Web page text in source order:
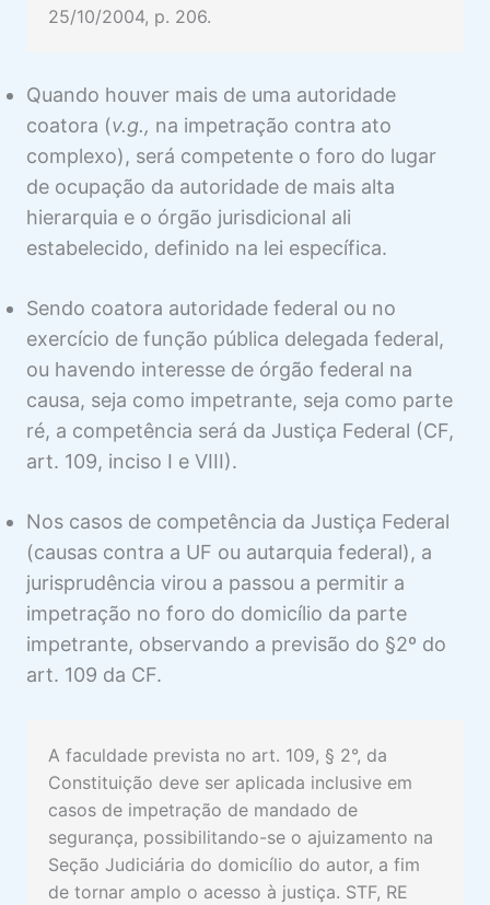
RECURSOS NO MS
MS COLETIVO
25/10/2004, p. 206.
Quando houver mais de uma autoridade
coatora (v.g., na impetração contra ato
complexo), será competente o foro do lugar
de ocupação da autoridade de mais alta
hierarquia e o órgão jurisdicional ali
estabelecido, definido na lei específica.
Sendo coatora autoridade federal ou no
exercício de função pública delegada federal,
ou havendo interesse de órgão federal na
causa, seja como impetrante, seja como parte
ré, a competência será da Justiça Federal (CF,
art. 109, inciso I e VIII).
Nos casos de competência da Justiça Federal
(causas contra a UF ou autarquia federal), a
jurisprudência virou a passou a permitir a
impetração no foro do domicílio da parte
impetrante, observando a previsão do §2º do
art. 109 da CF.
A faculdade prevista no art. 109, § 2°, da
Constituição deve ser aplicada inclusive em
casos de impetração de mandado de
segurança, possibilitando-se o ajuizamento na
Seção Judiciária do domicílio do autor, a fim
de tornar amplo o acesso à justiça. STF, RE